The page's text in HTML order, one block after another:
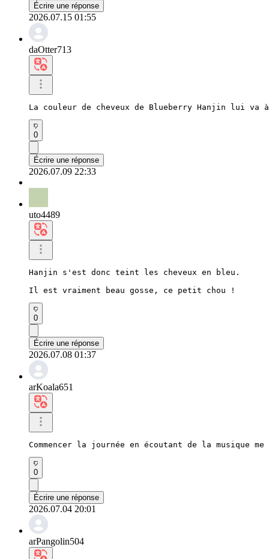
Écrire une réponse
2026.07.15 01:55
daOtter713
La couleur de cheveux de Blueberry Hanjin lui va
0
Écrire une réponse
2026.07.09 22:33
uto4489
Hanjin s'est donc teint les cheveux en bleu.
Il est vraiment beau gosse, ce petit chou !
0
Écrire une réponse
2026.07.08 01:37
arKoala651
Commencer la journée en écoutant de la musique
0
Écrire une réponse
2026.07.04 20:01
arPangolin504